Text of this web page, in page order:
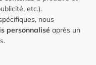
etc.).
nous
personnalisé après un